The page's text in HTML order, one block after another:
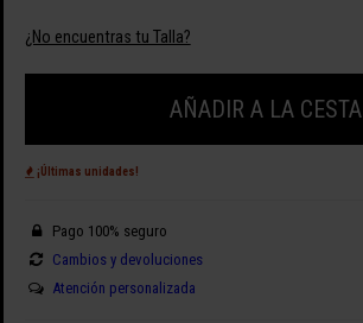
¿No encuentras tu Talla?
AÑADIR A LA CESTA
¡Últimas unidades!
Pago 100% seguro
Cambios y devoluciones
Atención personalizada